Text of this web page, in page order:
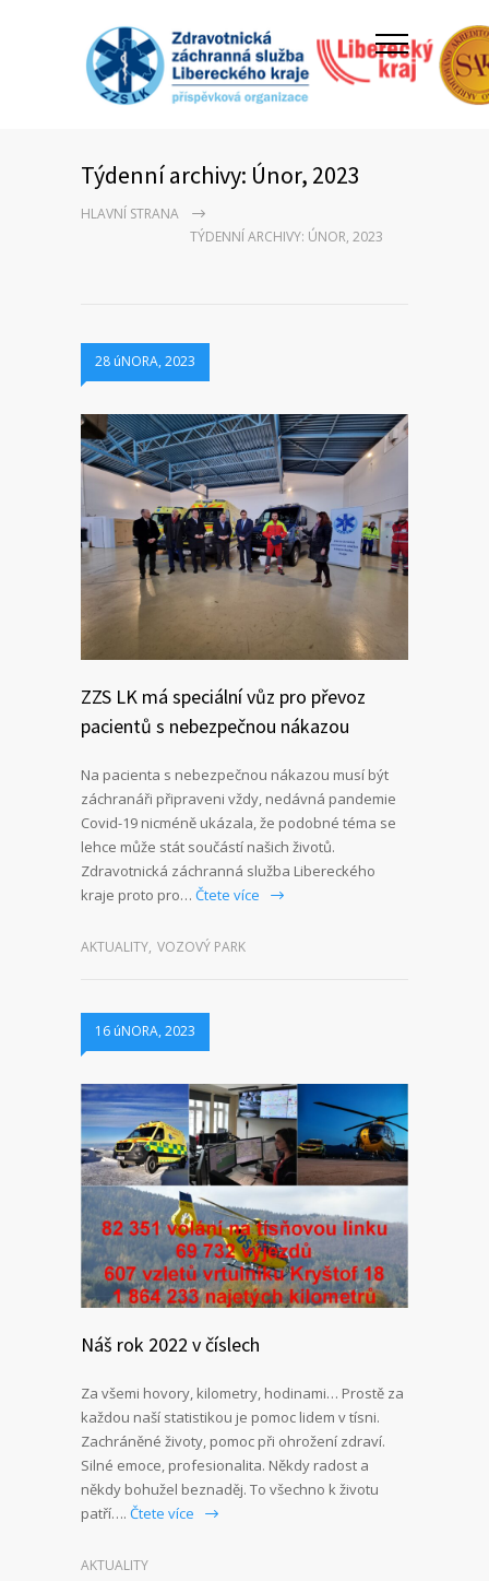
Týdenní archivy: Únor, 2023
HLAVNÍ STRANA
TÝDENNÍ ARCHIVY: ÚNOR, 2023
28 úNORA, 2023
ZZS LK má speciální vůz pro převoz
pacientů s nebezpečnou nákazou
Na pacienta s nebezpečnou nákazou musí být
záchranáři připraveni vždy, nedávná pandemie
Covid-19 nicméně ukázala, že podobné téma se
lehce může stát součástí našich životů.
Zdravotnická záchranná služba Libereckého
kraje proto pro… Čtete více
AKTUALITY, VOZOVÝ PARK
16 úNORA, 2023
Náš rok 2022 v číslech
Za všemi hovory, kilometry, hodinami… Prostě za
každou naší statistikou je pomoc lidem v tísni.
Zachráněné životy, pomoc při ohrožení zdraví.
Silné emoce, profesionalita. Někdy radost a
někdy bohužel beznaděj. To všechno k životu
patří…. Čtete více
AKTUALITY